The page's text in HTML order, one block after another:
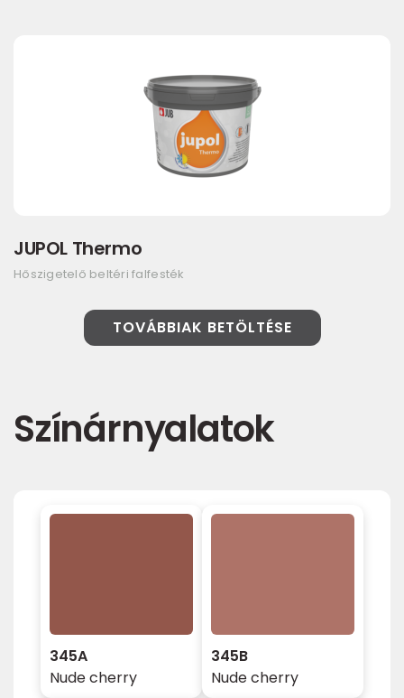
JUPOL Thermo
Hőszigetelő beltéri falfesték
TOVÁBBIAK BETÖLTÉSE
Színárnyalatok
345A
Nude cherry
345B
Nude cherry